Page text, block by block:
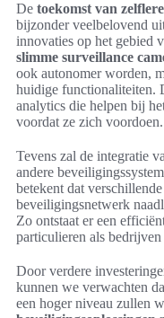
De toekomst van
bijzonder veelbelovend
innovaties op het gebied
slimme surveillance
ook autonomer worden,
huidige functionaliteiten.
analytics die helpen bij
voordat ze zich voordoen.
Tevens zal de integratie
andere
betekent dat
beveiligingsnetwerk
Zo ontstaat er een
particulieren als
Door verdere
kunnen we verwachten
een hoger niveau zullen